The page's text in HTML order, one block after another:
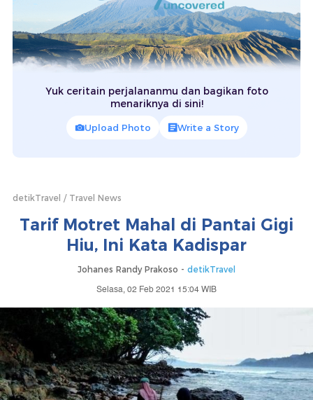
Yuk ceritain perjalananmu dan bagikan foto
menariknya di sini!
Upload Photo Write a Story
detikTravel Travel News
Tarif Motret Mahal di Pantai Gigi
Hiu, Ini Kata Kadispar
Johanes Randy Prakoso - detikTravel
Selasa, 02 Feb 2021 15:04 WIB